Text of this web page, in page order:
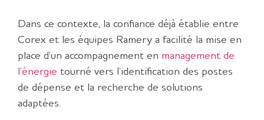
Dans ce contexte, la confiance déjà établie entre
Corex et les équipes Ramery a facilité la mise en
place d’un accompagnement en management de
l’énergie tourné vers l’identification des postes
de dépense et la recherche de solutions
adaptées.